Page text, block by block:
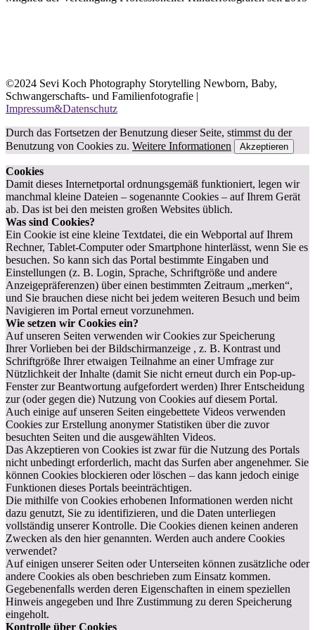
©2024 Sevi Koch Photography Storytelling Newborn, Baby,
Schwangerschafts- und Familienfotografie |
Impressum&Datenschutz
Durch das Fortsetzen der Benutzung dieser Seite, stimmst du der
Benutzung von Cookies zu. Weitere Informationen Akzeptieren
Cookies
Damit dieses Internetportal ordnungsgemäß funktioniert, legen wir
manchmal kleine Dateien – sogenannte Cookies – auf Ihrem Gerät
ab. Das ist bei den meisten großen Websites üblich.
Was sind Cookies?
Ein Cookie ist eine kleine Textdatei, die ein Webportal auf Ihrem
Rechner, Tablet-Computer oder Smartphone hinterlässt, wenn Sie es
besuchen. So kann sich das Portal bestimmte Eingaben und
Einstellungen (z. B. Login, Sprache, Schriftgröße und andere
Anzeigepräferenzen) über einen bestimmten Zeitraum „merken“,
und Sie brauchen diese nicht bei jedem weiteren Besuch und beim
Navigieren im Portal erneut vorzunehmen.
Wie setzen wir Cookies ein?
Auf unseren Seiten verwenden wir Cookies zur Speicherung
Ihrer Vorlieben bei der Bildschirmanzeige , z. B. Kontrast und
Schriftgröße Ihrer etwaigen Teilnahme an einer Umfrage zur
Nützlichkeit der Inhalte (damit Sie nicht erneut durch ein Pop-up-
Fenster zur Beantwortung aufgefordert werden) Ihrer Entscheidung
zur (oder gegen die) Nutzung von Cookies auf diesem Portal.
Auch einige auf unseren Seiten eingebettete Videos verwenden
Cookies zur Erstellung anonymer Statistiken über die zuvor
besuchten Seiten und die ausgewählten Videos.
Das Akzeptieren von Cookies ist zwar für die Nutzung des Portals
nicht unbedingt erforderlich, macht das Surfen aber angenehmer. Sie
können Cookies blockieren oder löschen – das kann jedoch einige
Funktionen dieses Portals beeinträchtigen.
Die mithilfe von Cookies erhobenen Informationen werden nicht
dazu genutzt, Sie zu identifizieren, und die Daten unterliegen
vollständig unserer Kontrolle. Die Cookies dienen keinen anderen
Zwecken als den hier genannten. Werden auch andere Cookies
verwendet?
Auf einigen unserer Seiten oder Unterseiten können zusätzliche oder
andere Cookies als oben beschrieben zum Einsatz kommen.
Gegebenenfalls werden deren Eigenschaften in einem speziellen
Hinweis angegeben und Ihre Zustimmung zu deren Speicherung
eingeholt.
Kontrolle über Cookies